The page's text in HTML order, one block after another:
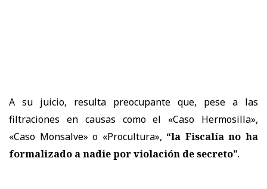
A su juicio, resulta preocupante que, pese a las
filtraciones en causas como el «Caso Hermosilla»,
«Caso Monsalve» o «Procultura», “la Fiscalía no ha
formalizado a nadie por violación de secreto”.